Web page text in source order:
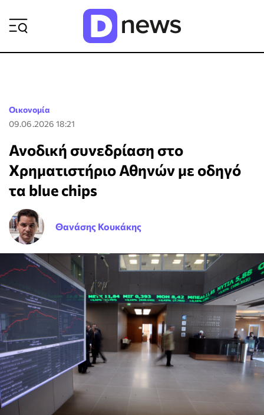
Οικονομία
09.06.2026 18:21
Ανοδική συνεδρίαση στο
Χρηματιστήριο Αθηνών με οδηγό
τα blue chips
Θανάσης Κουκάκης